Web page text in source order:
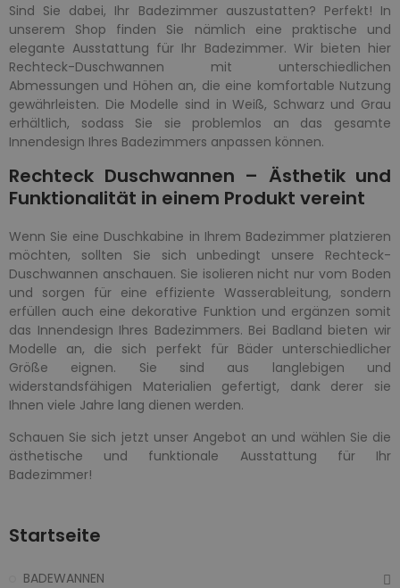
Sind Sie dabei, Ihr Badezimmer auszustatten? Perfekt! In
unserem Shop finden Sie nämlich eine praktische und
elegante Ausstattung für Ihr Badezimmer. Wir bieten hier
Rechteck-Duschwannen mit unterschiedlichen
Abmessungen und Höhen an, die eine komfortable Nutzung
gewährleisten. Die Modelle sind in Weiß, Schwarz und Grau
erhältlich, sodass Sie sie problemlos an das gesamte
Innendesign Ihres Badezimmers anpassen können.
Rechteck Duschwannen – Ästhetik und
Funktionalität in einem Produkt vereint
Wenn Sie eine Duschkabine in Ihrem Badezimmer platzieren
möchten, sollten Sie sich unbedingt unsere Rechteck-
Duschwannen anschauen. Sie isolieren nicht nur vom Boden
und sorgen für eine effiziente Wasserableitung, sondern
erfüllen auch eine dekorative Funktion und ergänzen somit
das Innendesign Ihres Badezimmers. Bei Badland bieten wir
Modelle an, die sich perfekt für Bäder unterschiedlicher
Größe eignen. Sie sind aus langlebigen und
widerstandsfähigen Materialien gefertigt, dank derer sie
Ihnen viele Jahre lang dienen werden.
Schauen Sie sich jetzt unser Angebot an und wählen Sie die
ästhetische und funktionale Ausstattung für Ihr
Badezimmer!
Startseite
BADEWANNEN